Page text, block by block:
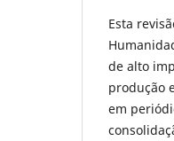
Esta
de alto
produção
em